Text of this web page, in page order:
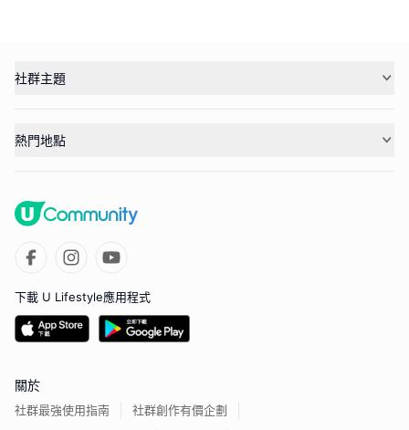
社群主題
熱門地點
下載 U Lifestyle應用程式
關於
社群最強使用指南
社群創作有價企劃